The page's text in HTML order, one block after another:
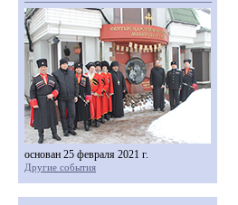
основан 25 февраля 2021 г.
Другие события